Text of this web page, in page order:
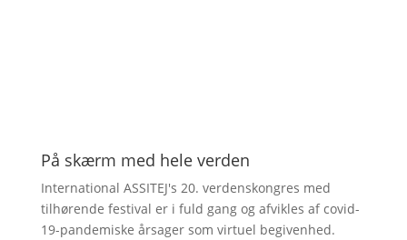
På skærm med hele verden
International ASSITEJ's 20. verdenskongres med
tilhørende festival er i fuld gang og afvikles af covid-
19-pandemiske årsager som virtuel begivenhed.